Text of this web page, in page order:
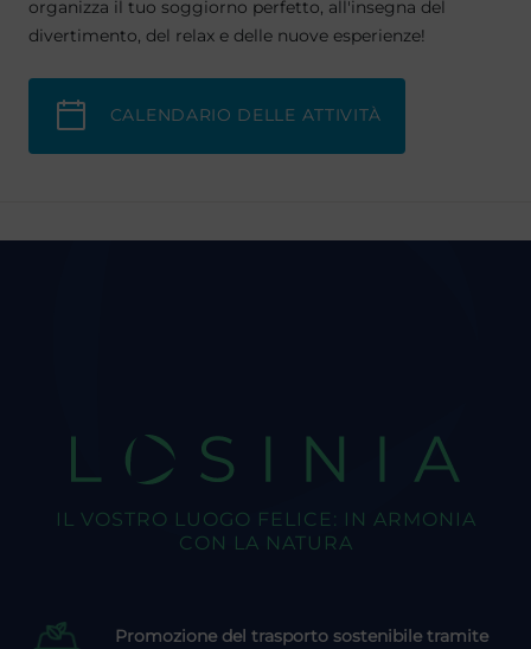
organizza il tuo soggiorno perfetto, all'insegna del
divertimento, del relax e delle nuove esperienze!
CALENDARIO DELLE ATTIVITÀ
LOSINIA
IL VOSTRO LUOGO FELICE: IN ARMONIA
CON LA NATURA
Promozione del trasporto sostenibile tramite